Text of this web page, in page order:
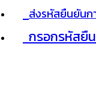
ส่งรหัสยืนยันก
กรอกรหัสยื